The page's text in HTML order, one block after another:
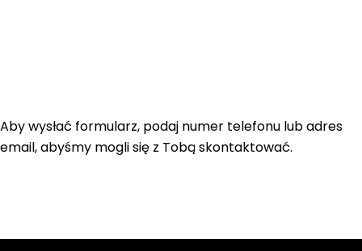
Aby wysłać formularz, podaj numer telefonu lub adres
email, abyśmy mogli się z Tobą skontaktować.